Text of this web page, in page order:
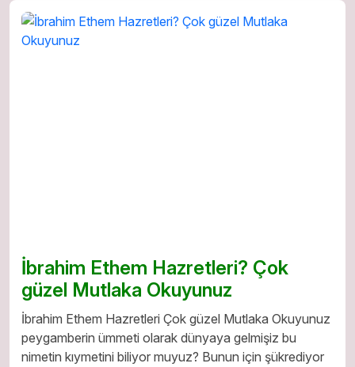
İbrahim Ethem Hazretleri? Çok
güzel Mutlaka Okuyunuz
İbrahim Ethem Hazretleri Çok güzel Mutlaka Okuyunuz
peygamberin ümmeti olarak dünyaya gelmişiz bu
nimetin kıymetini biliyor muyuz? Bunun için şükrediyor